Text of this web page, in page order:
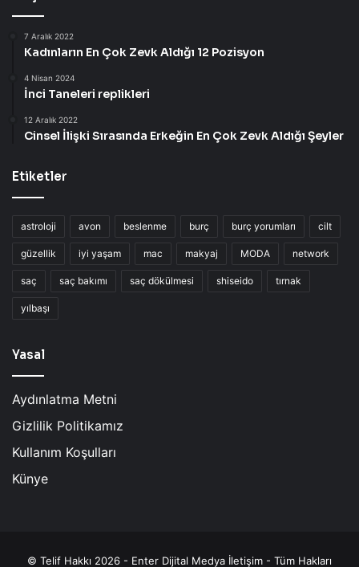
7 Aralık 2022
Kadınların En Çok Zevk Aldığı 12 Pozisyon
4 Nisan 2024
İnci Taneleri replikleri
12 Aralık 2022
Cinsel İlişki Sırasında Erkeğin En Çok Zevk Aldığı Şeyler
Etiketler
astroloji avon beslenme burç burç yorumları cilt
güzellik iyi yaşam mac makyaj MODA network
saç saç bakımı saç dökülmesi shiseido tırnak
yılbaşı
Yasal
Aydınlatma Metni
Gizlilik Politikamız
Kullanım Koşulları
Künye
© Telif Hakkı 2026 - Enter Dijital Medya İletişim - Tüm Hakları